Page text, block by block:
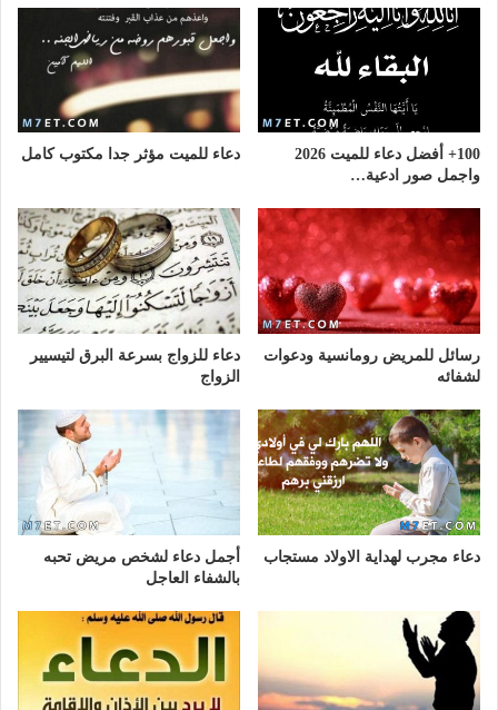
100+ أفضل دعاء للميت 2026
واجمل صور ادعية…
دعاء للميت مؤثر جدا مكتوب كامل
رسائل للمريض رومانسية ودعوات
لشفائه
دعاء للزواج بسرعة البرق لتيسيير
الزواج
دعاء مجرب لهداية الاولاد مستجاب
أجمل دعاء لشخص مريض تحبه
بالشفاء العاجل